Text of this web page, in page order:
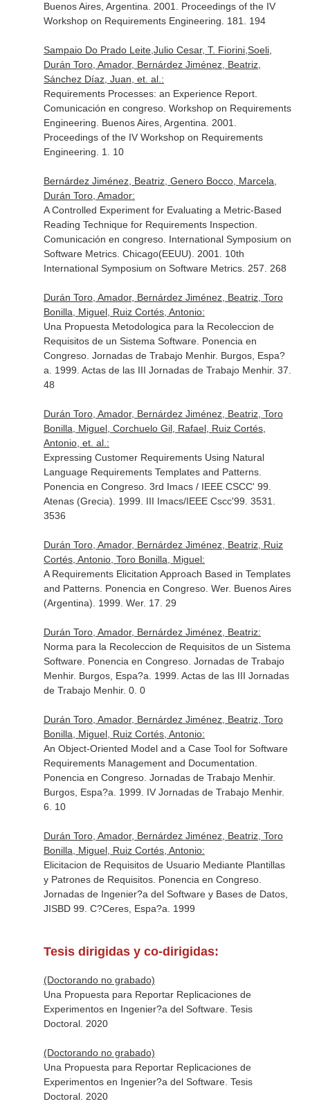
Buenos Aires, Argentina. 2001. Proceedings of the IV
Workshop on Requirements Engineering. 181. 194
Sampaio Do Prado Leite,Julio Cesar, T. Fiorini,Soeli,
Durán Toro, Amador, Bernárdez Jiménez, Beatriz,
Sánchez Díaz, Juan, et. al.:
Requirements Processes: an Experience Report.
Comunicación en congreso. Workshop on Requirements
Engineering. Buenos Aires, Argentina. 2001.
Proceedings of the IV Workshop on Requirements
Engineering. 1. 10
Bernárdez Jiménez, Beatriz, Genero Bocco, Marcela,
Durán Toro, Amador:
A Controlled Experiment for Evaluating a Metric-Based
Reading Technique for Requirements Inspection.
Comunicación en congreso. International Symposium on
Software Metrics. Chicago(EEUU). 2001. 10th
International Symposium on Software Metrics. 257. 268
Durán Toro, Amador, Bernárdez Jiménez, Beatriz, Toro
Bonilla, Miguel, Ruiz Cortés, Antonio:
Una Propuesta Metodologica para la Recoleccion de
Requisitos de un Sistema Software. Ponencia en
Congreso. Jornadas de Trabajo Menhir. Burgos, Espa?
a. 1999. Actas de las III Jornadas de Trabajo Menhir. 37.
48
Durán Toro, Amador, Bernárdez Jiménez, Beatriz, Toro
Bonilla, Miguel, Corchuelo Gil, Rafael, Ruiz Cortés,
Antonio, et. al.:
Expressing Customer Requirements Using Natural
Language Requirements Templates and Patterns.
Ponencia en Congreso. 3rd Imacs / IEEE CSCC' 99.
Atenas (Grecia). 1999. III Imacs/IEEE Cscc'99. 3531.
3536
Durán Toro, Amador, Bernárdez Jiménez, Beatriz, Ruiz
Cortés, Antonio, Toro Bonilla, Miguel:
A Requirements Elicitation Approach Based in Templates
and Patterns. Ponencia en Congreso. Wer. Buenos Aires
(Argentina). 1999. Wer. 17. 29
Durán Toro, Amador, Bernárdez Jiménez, Beatriz:
Norma para la Recoleccion de Requisitos de un Sistema
Software. Ponencia en Congreso. Jornadas de Trabajo
Menhir. Burgos, Espa?a. 1999. Actas de las III Jornadas
de Trabajo Menhir. 0. 0
Durán Toro, Amador, Bernárdez Jiménez, Beatriz, Toro
Bonilla, Miguel, Ruiz Cortés, Antonio:
An Object-Oriented Model and a Case Tool for Software
Requirements Management and Documentation.
Ponencia en Congreso. Jornadas de Trabajo Menhir.
Burgos, Espa?a. 1999. IV Jornadas de Trabajo Menhir.
6. 10
Durán Toro, Amador, Bernárdez Jiménez, Beatriz, Toro
Bonilla, Miguel, Ruiz Cortés, Antonio:
Elicitacion de Requisitos de Usuario Mediante Plantillas
y Patrones de Requisitos. Ponencia en Congreso.
Jornadas de Ingenier?a del Software y Bases de Datos,
JISBD 99. C?Ceres, Espa?a. 1999
Tesis dirigidas y co-dirigidas:
(Doctorando no grabado)
Una Propuesta para Reportar Replicaciones de
Experimentos en Ingenier?a del Software. Tesis
Doctoral. 2020
(Doctorando no grabado)
Una Propuesta para Reportar Replicaciones de
Experimentos en Ingenier?a del Software. Tesis
Doctoral. 2020